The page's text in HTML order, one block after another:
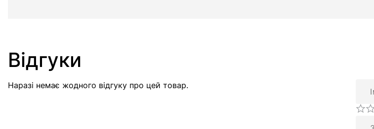
Відгуки
Наразі немає жодного відгуку про цей товар.